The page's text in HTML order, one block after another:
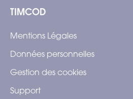
TIMCOD
Mentions Légales
Données personnelles
Gestion des cookies
Support